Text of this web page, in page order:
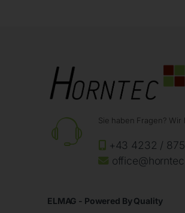
Sie haben Fragen?
+43 4232 /
ELMAG - Powered By Quality